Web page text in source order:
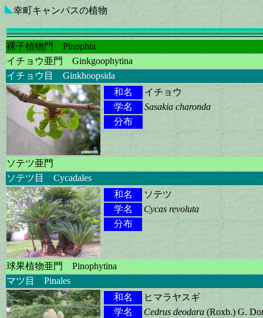
幸町キャンパスの植物
裸子植物門 Pinophta
イチョウ亜門 Ginkgoophytina
イチョウ目 Ginkhoopsida
和名
イチョウ
学名
Sasakia charonda
分布
ソテツ亜門
ソテツ目 Cycadales
和名
ソテツ
学名
Cycas revoluta
分布
球果植物亜門 Pinophytina
マツ目 Pinales
和名
ヒマラヤスギ
学名
Cedrus deodara (Roxb.) G.